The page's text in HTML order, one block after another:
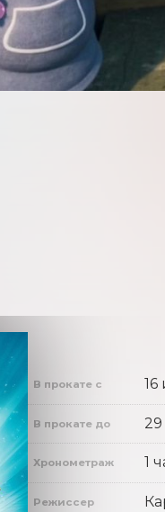
В прокате с 16
В прокате до
Хронометраж 1
Режиссер